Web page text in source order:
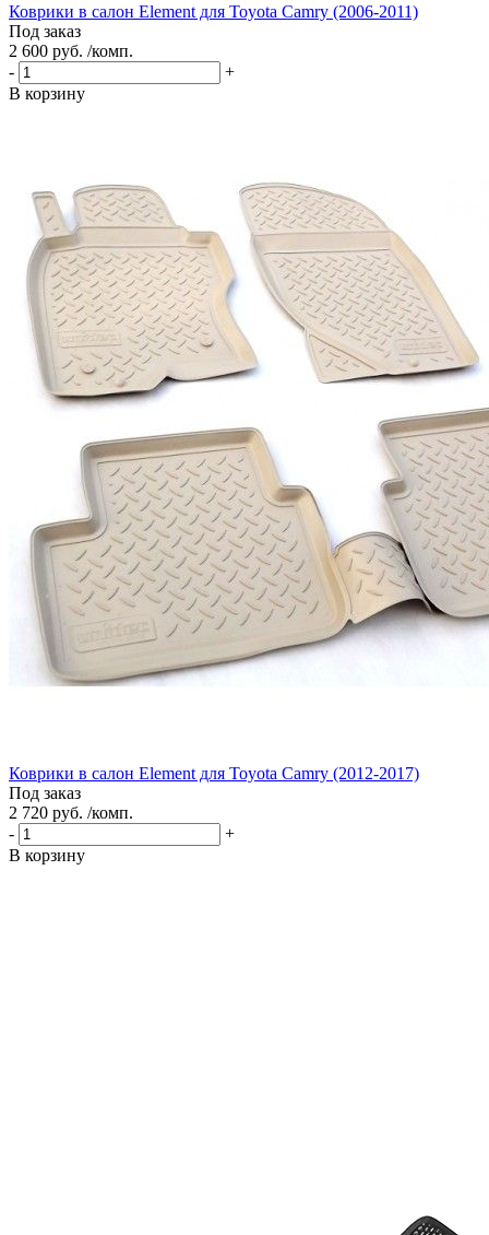
Коврики в салон Element для Toyota Camry (2006-2011)
Под заказ
2 600 руб. /комп.
-
+
В корзину
Коврики в салон Element для Toyota Camry (2012-2017)
Под заказ
2 720 руб. /комп.
-
+
В корзину